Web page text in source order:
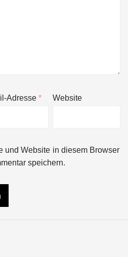
Adresse* Website
und Website in diesem Browser
speichern.